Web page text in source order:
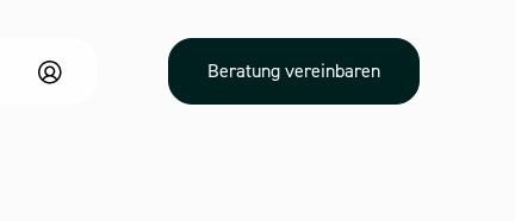
Beratung vereinbaren